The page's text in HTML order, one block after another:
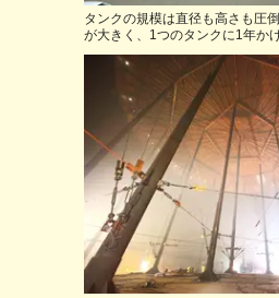
タンクの規模は直径も高さも圧
が大きく、1つのタンクに1年か